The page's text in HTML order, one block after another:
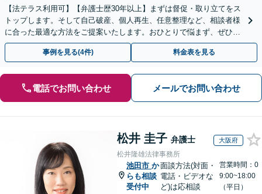
【法テラス利用可】【弁護士歴30年以上】まずは督促・取り立てをス
トップします。そして自己破産、個人再生、任意整理など、相談者様
に合った最適な方法をご提案いたします。おひとりで悩まず、ぜひご
相談ください。【法人破産も対応】
事例を見る(4件) 料金表を見る
電話でお問い合わせ メールでお問い合わせ
松井 圭子 弁護士 大阪府
松井隆雄法律事務所
池田市 か
らも相談
受付中
面談方法(対面・
電話・ビデオな
ど)は応相談
営業時間：0
9:00~18:00
（平日）